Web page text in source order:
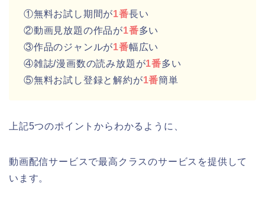
①無料お試し期間が1番長い
②動画見放題の作品が1番多い
③作品のジャンルが1番幅広い
④雑誌/漫画数の読み放題が1番多い
⑤無料お試し登録と解約が1番簡単
上記5つのポイントからわかるように、
動画配信サービスで最高クラスのサービスを提供して
います。